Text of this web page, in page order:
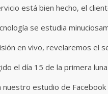
está bien hecho, el
se estudia
en vivo, revelaremos el
el día 15 de la primera
nuestro estudio de